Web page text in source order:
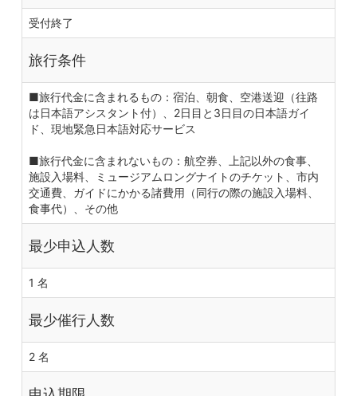
受付終了
旅行条件
■旅行代金に含まれるもの：宿泊、朝食、空港送迎（往路
は日本語アシスタント付）、2日目と3日目の日本語ガイ
ド、現地緊急日本語対応サービス
■旅行代金に含まれないもの：航空券、上記以外の食事、
施設入場料、ミュージアムロングナイトのチケット、市内
交通費、ガイドにかかる諸費用（同行の際の施設入場料、
食事代）、その他
最少申込人数
1 名
最少催行人数
2 名